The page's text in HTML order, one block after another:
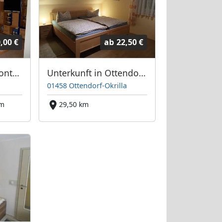
€
Ferienwohnung-Monteursunterkunft
ab 22,50 €
Unterkunft in Ottendorf-Okrilla
01458 Ottendorf-Okrilla
29,50 km